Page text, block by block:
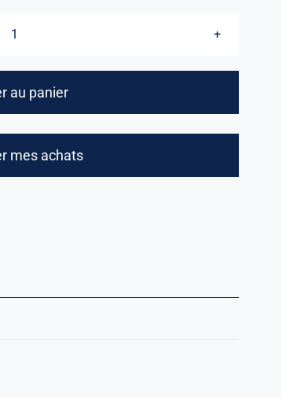
quantité
Casquette
Français"
au panier
mes achats